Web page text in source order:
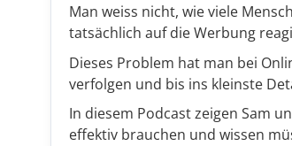
Man weiss nicht, wie viele
tatsächlich auf die Werbung
Dieses Problem hat man bei
verfolgen und bis ins kleinste
In diesem Podcast zeigen Sam
effektiv brauchen und wissen